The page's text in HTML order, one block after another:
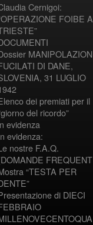
Cernigoi:
FOIBE A
DI DANE,
31 LUGLIO
dei premiati per il
del ricordo”
evidenza
evidenza:
nostre F.A.Q.
“TESTA PER
di DIECI